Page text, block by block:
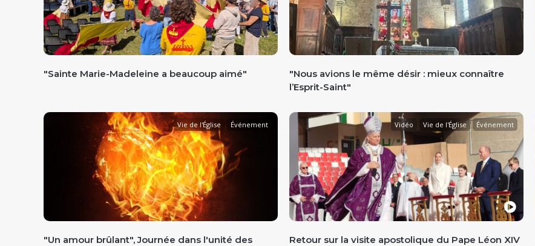
"Sainte Marie-Madeleine a beaucoup aimé"
"Nous avions le même désir : mieux connaître
l’Esprit-Saint"
Vie de l'Église Événement
"Un amour brûlant", Journée dans l'unité des
Vidéo Vie de l'Église Événement
Retour sur la visite apostolique du Pape Léon XIV